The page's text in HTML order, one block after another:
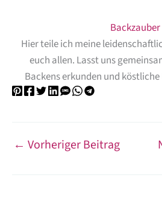
Backzauber
Hier teile ich meine
euch allen. Lasst uns
Backens erkunden und
← Vorheriger Beitrag